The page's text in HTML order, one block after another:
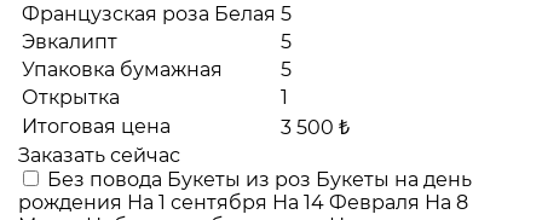
Французская роза Белая 5
Эвкалипт
5
Упаковка бумажная
5
Открытка
1
Итоговая цена
3 500 ₺
Заказать сейчас
Без повода Букеты из роз Букеты на день
рождения На 1 сентября На 14 Февраля На 8